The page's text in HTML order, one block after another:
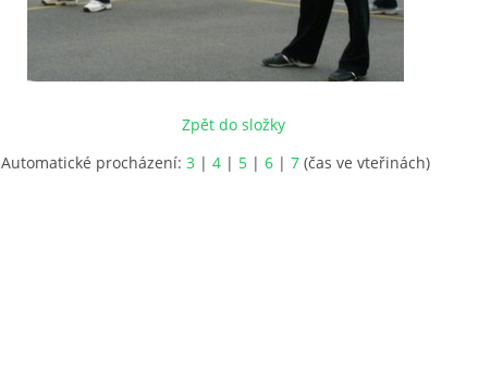
Zpět do složky
Automatické procházení: 3 | 4 | 5 | 6 | 7 (čas ve vteřinách)